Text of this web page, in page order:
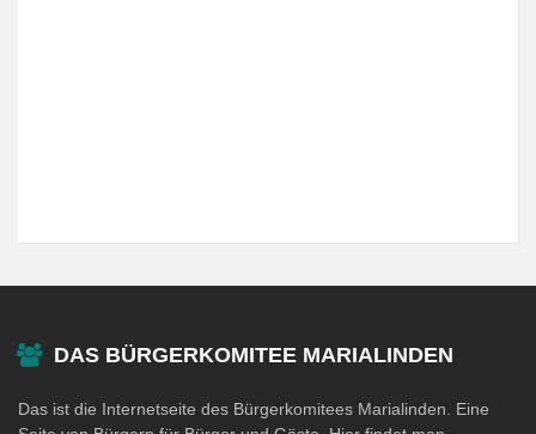
DAS BÜRGERKOMITEE MARIALINDEN
Das ist die Internetseite des Bürgerkomitees Marialinden. Eine